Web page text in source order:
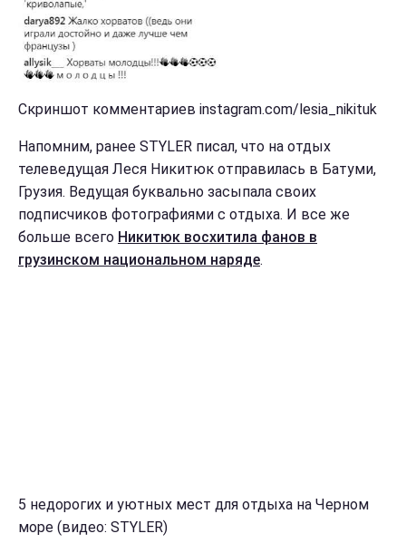
Скриншот комментариев instagram.com/lesia_nikituk
Напомним, ранее STYLER писал, что на отдых
телеведущая Леся Никитюк отправилась в Батуми,
Грузия. Ведущая буквально засыпала своих
подписчиков фотографиями с отдыха. И все же
больше всего Никитюк восхитила фанов в
грузинском национальном наряде.
5 недорогих и уютных мест для отдыха на Черном
море (видео: STYLER)